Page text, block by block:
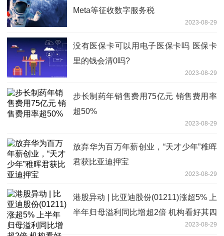
Meta等征收数字服务税
2023-08-29
没有医保卡可以用电子医保卡吗 医保卡
里的钱会清0吗?
2023-08-29
步长制药年销售费用75亿元 销售费用率
超50%
2023-08-29
放弃华为百万年薪创业，“天才少年”稚晖
君获比亚迪押宝
2023-08-29
港股异动 | 比亚迪股份(01211)涨超5% 上
半年归母溢利同比增超2倍 机构看好其四
2023-08-29